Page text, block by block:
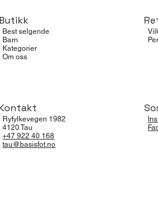
Best selgende
Barn
Kategorier
Om oss
Ryfylkevegen 1982
4120 Tau
+47 922 40 168
tau@basisfot.no